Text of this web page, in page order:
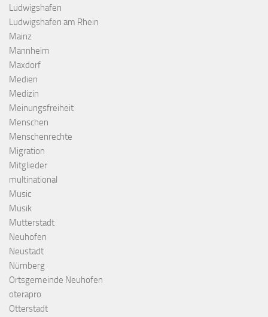
Ludwigshafen
Ludwigshafen am Rhein
Mainz
Mannheim
Maxdorf
Medien
Medizin
Meinungsfreiheit
Menschen
Menschenrechte
Migration
Mitglieder
multinational
Music
Musik
Mutterstadt
Neuhofen
Neustadt
Nürnberg
Ortsgemeinde Neuhofen
oterapro
Otterstadt